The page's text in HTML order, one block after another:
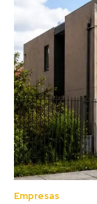
Empresas